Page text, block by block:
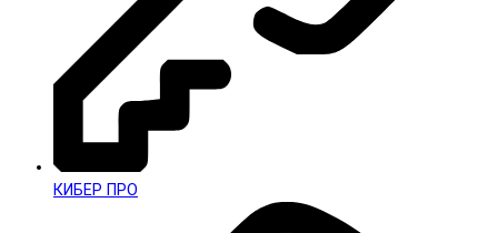
КИБЕР ПРО